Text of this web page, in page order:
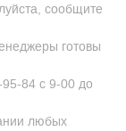
сообщите
готовы
84 с 9-00 до
любых